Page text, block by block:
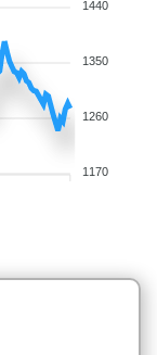
1440
1350
1260
1170